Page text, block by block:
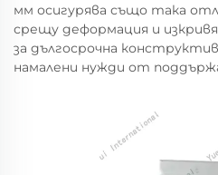
мм осигурява също така
срещу деформация и
за дългосрочна
намалени нужди от